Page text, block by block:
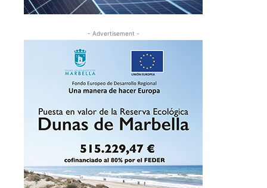
- Advertisement -